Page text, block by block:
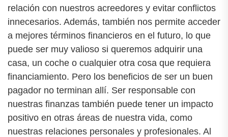
relación con nuestros acreedores y evitar conflictos
innecesarios. Además, también nos permite acceder
a mejores términos financieros en el futuro, lo que
puede ser muy valioso si queremos adquirir una
casa, un coche o cualquier otra cosa que requiera
financiamiento. Pero los beneficios de ser un buen
pagador no terminan allí. Ser responsable con
nuestras finanzas también puede tener un impacto
positivo en otras áreas de nuestra vida, como
nuestras relaciones personales y profesionales. Al